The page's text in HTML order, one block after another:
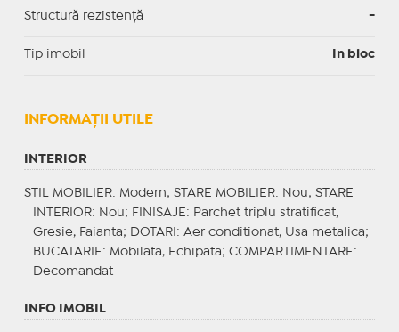
Structură rezistență -
Tip imobil In bloc
INFORMAŢII UTILE
INTERIOR
STIL MOBILIER: Modern; STARE MOBILIER: Nou; STARE
INTERIOR: Nou; FINISAJE : Parchet triplu stratificat,
Gresie, Faianta;
DOTARI : Aer conditionat, Usa metalica;
BUCATARIE : Mobilata, Echipata; COMPARTIMENTARE :
Decomandat
INFO IMOBIL